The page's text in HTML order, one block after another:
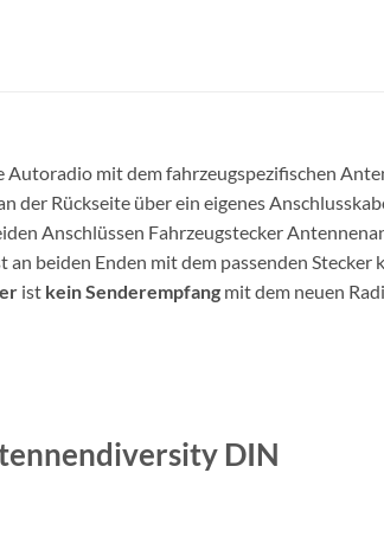
Autoradio mit dem fahrzeugspezifischen
der Rückseite über ein eigenes
Anschlüssen Fahrzeugstecker
beiden Enden mit dem passenden Stecker
ist kein Senderempfang mit dem neuen
DIN